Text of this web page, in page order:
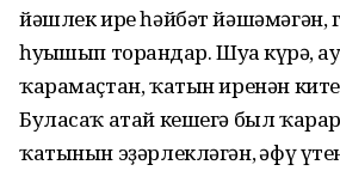
йәшлек ире һәйбәт йәшәмәгән,
һуғышып торғандар. Шуға
ҡарамаҫтан, ҡатын иренән
Буласаҡ атай кешегә был
ҡатынын эҙәрлекләгән, ғәфү